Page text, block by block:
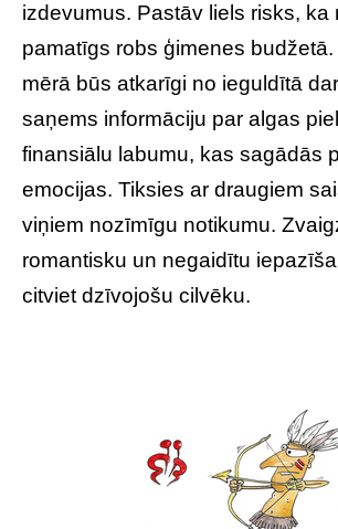
izdevumus. Pastāv liels risks, ka
pamatīgs robs ģimenes
mērā būs atkarīgi no ieguldītā
saņems informāciju par algas
finansiālu labumu, kas sagādās
emocijas. Tiksies ar draugiem
viņiem nozīmīgu notikumu.
romantisku un negaidītu
citviet dzīvojošu cilvēku.